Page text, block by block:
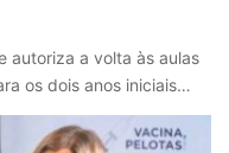
autoriza a volta às aulas
os dois anos iniciais…